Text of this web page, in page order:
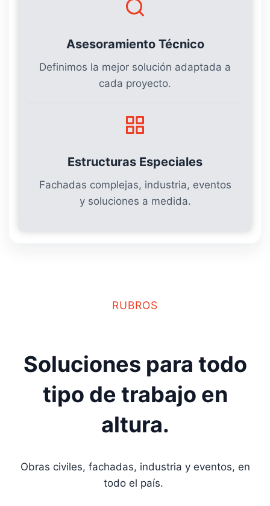
Asesoramiento Técnico
Definimos la mejor solución adaptada a
cada proyecto.
Estructuras Especiales
Fachadas complejas, industria, eventos
y soluciones a medida.
RUBROS
Soluciones para todo
tipo de trabajo en
altura.
Obras civiles, fachadas, industria y eventos, en
todo el país.